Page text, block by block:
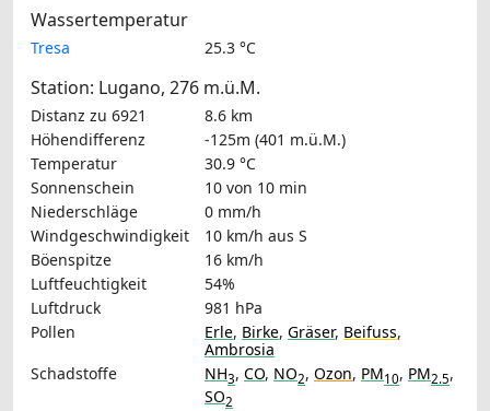
Wassertemperatur
Tresa 25.3 °C
Station: Lugano, 276 m.ü.M.
Distanz zu 6921
8.6 km
Höhendifferenz
-125m (401 m.ü.M.)
Temperatur
30.9 °C
Sonnenschein
10 von 10 min
Niederschläge
0 mm/h
Windgeschwindigkeit
10 km/h aus S
Böenspitze
16 km/h
Luftfeuchtigkeit
54%
Luftdruck
981 hPa
Pollen
Erle, Birke, Gräser, Beifuss,
Ambrosia
Schadstoffe
NH3, CO, NO2, Ozon, PM10, PM2.5,
SO2